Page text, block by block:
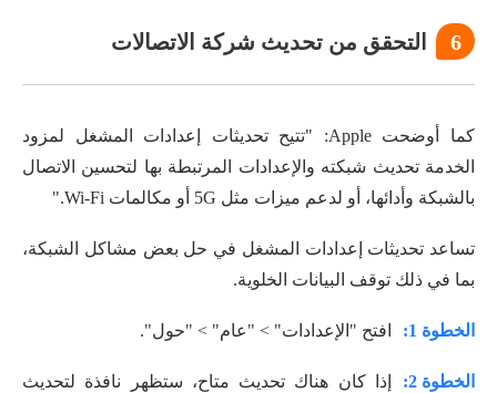
6 التحقق من تحديث شركة الاتصالات
كما أوضحت Apple: "تتيح تحديثات إعدادات المشغل لمزود
الخدمة تحديث شبكته والإعدادات المرتبطة بها لتحسين الاتصال
بالشبكة وأدائها، أو لدعم ميزات مثل 5G أو مكالمات Wi-Fi."
تساعد تحديثات إعدادات المشغل في حل بعض مشاكل الشبكة،
بما في ذلك توقف البيانات الخلوية.
الخطوة 1: افتح "الإعدادات" > "عام" > "حول".
الخطوة 2:
إذا كان هناك تحديث متاح، ستظهر نافذة لتحديث